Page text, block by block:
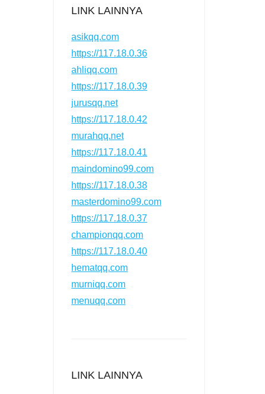
LINK LAINNYA
asikqq.com
https://117.18.0.36
ahliqq.com
https://117.18.0.39
jurusqq.net
https://117.18.0.42
murahqq.net
https://117.18.0.41
maindomino99.com
https://117.18.0.38
masterdomino99.com
https://117.18.0.37
championqq.com
https://117.18.0.40
hematqq.com
murniqq.com
menuqq.com
LINK LAINNYA